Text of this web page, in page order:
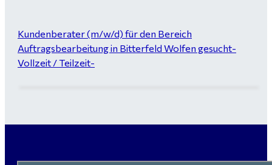
Kundenberater (m/w/d) für den Bereich
Auftragsbearbeitung in Bitterfeld Wolfen gesucht-
Vollzeit / Teilzeit-